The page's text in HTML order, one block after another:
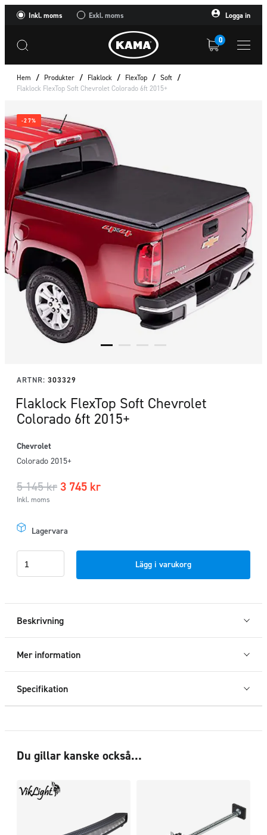
Inkl. moms Exkl. moms Logga in
0
Hem / Produkter / Flaklock / FlexTop / Soft /
Flaklock FlexTop Soft Chevrolet Colorado 6ft 2015+
-27%
ARTNR: 303329
Flaklock FlexTop Soft Chevrolet
Colorado 6ft 2015+
Chevrolet
Colorado 2015+
5 145kr3 745 kr
Inkl. moms
Lagervara
Chevrolet
Colorado
mängd
Lägg i varukorg
Beskrivning
Mer information
Specifikation
Du gillar kanske också…